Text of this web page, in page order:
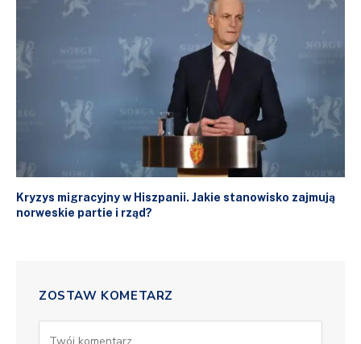
Kryzys migracyjny w Hiszpanii. Jakie stanowisko zajmują
norweskie partie i rząd?
ZOSTAW KOMETARZ